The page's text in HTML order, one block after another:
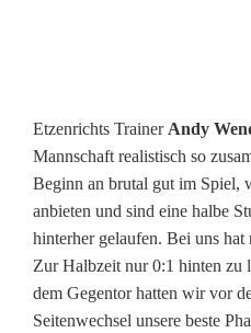
a
c
h
d
e
Etzenrichts Trainer Andy
Mannschaft realistisch so
Beginn an brutal gut im Spiel,
anbieten und sind eine halbe
hinterher gelaufen. Bei uns hat
Zur Halbzeit nur 0:1 hinten zu
dem Gegentor hatten wir vor
Seitenwechsel unsere beste